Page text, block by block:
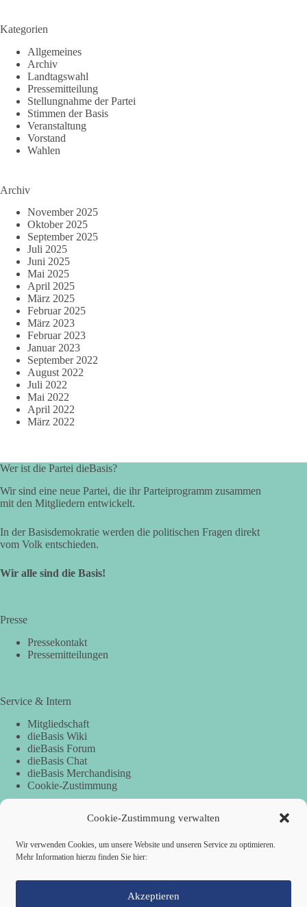
Cookie-Zustimmung verwalten
Wir verwenden Cookies, um unsere Website und unseren Service zu optimieren.
Mehr Information hierzu finden Sie hier:
Akzeptieren
Kategorien
Allgemeines
Archiv
Landtagswahl
Pressemitteilung
Stellungnahme der Partei
Stimmen der Basis
Veranstaltung
Vorstand
Wahlen
Archiv
November 2025
Oktober 2025
September 2025
Juli 2025
Juni 2025
Mai 2025
April 2025
März 2025
Februar 2025
März 2023
Februar 2023
Januar 2023
September 2022
August 2022
Juli 2022
Mai 2022
April 2022
März 2022
Wer ist die Partei dieBasis?
Wir sind eine neue Partei, die ihr Parteiprogramm zusammen
mit den Mitgliedern entwickelt.
In der Basisdemokratie werden die politischen Fragen direkt
vom Volk entschieden.
Wir alle sind die Basis!
Presse
Pressekontakt
Pressemitteilungen
Service & Intern
Mitgliedschaft
dieBasis Wiki
dieBasis Forum
dieBasis Chat
dieBasis Merchandising
Cookie-Zustimmung
Per Banküberweisung:
Basisdemokratische Partei Deutschland
IBAN: DE90 1705 5050 1101 8128 49